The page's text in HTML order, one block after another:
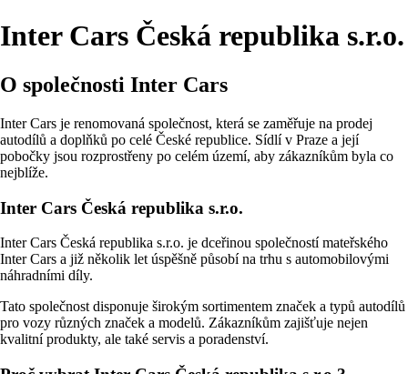
Inter Cars Česká republika s.r.o.
O společnosti Inter Cars
Inter Cars je renomovaná společnost, která se zaměřuje na prodej
autodílů a doplňků po celé České republice. Sídlí v Praze a její
pobočky jsou rozprostřeny po celém území, aby zákazníkům byla co
nejblíže.
Inter Cars Česká republika s.r.o.
Inter Cars Česká republika s.r.o. je dceřinou společností mateřského
Inter Cars a již několik let úspěšně působí na trhu s automobilovými
náhradními díly.
Tato společnost disponuje širokým sortimentem značek a typů autodílů
pro vozy různých značek a modelů. Zákazníkům zajišťuje nejen
kvalitní produkty, ale také servis a poradenství.